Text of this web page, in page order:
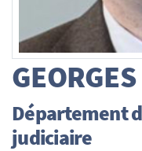
GEORGES
Département
judiciaire